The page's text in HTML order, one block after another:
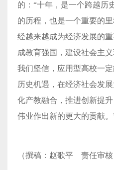
的：“十年，是一个跨越历
的历程，也是一个重要的
经越来越成为经济发展的
成教育强国，建设社会主
我们坚信，应用型高校一
历史机遇，在经济社会发
化产教融合，推进创新提
伟业作出新的更大的贡献。
（撰稿：赵歌平 责任审核